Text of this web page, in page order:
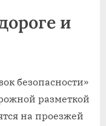
и
безопасности»
разметкой
на проезжей